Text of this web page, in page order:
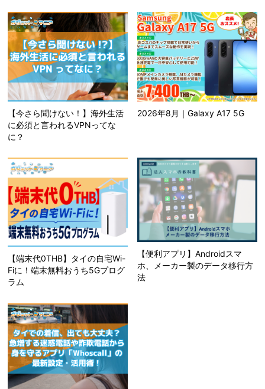
【今さら聞けない！】海外生活
に必須と言われるVPNってな
に？
2026年8月｜Galaxy A17 5G
【端末代0THB】タイの自宅Wi-
Fiに！端末無料おうち5Gプログ
ラム
【便利アプリ】Androidスマ
ホ、メーカー製のデータ移行方
法